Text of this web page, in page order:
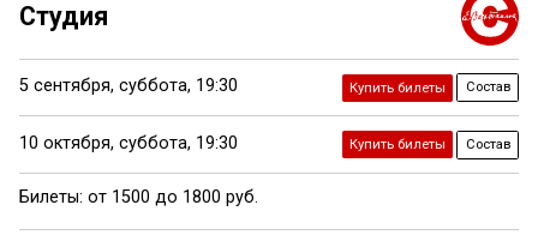
Студия
5 сентября, суббота, 19:30 Купить билеты Состав
10 октября, суббота, 19:30 Купить билеты Состав
Билеты: от 1500 до 1800 руб.